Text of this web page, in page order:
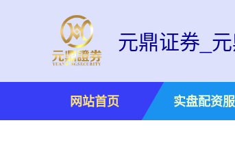
元鼎证券_
网站首页 实盘配资